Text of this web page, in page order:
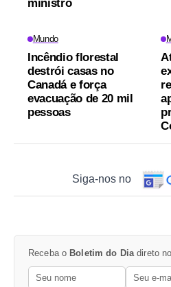
ministro
Mundo
Incêndio florestal
destrói casas no
Canadá e força
evacuação de 20 mil
pessoas
Siga-nos no
Receba o Boletim do Diadireto